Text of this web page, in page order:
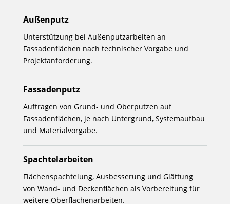
Außenputz
Unterstützung bei Außenputzarbeiten an
Fassadenflächen nach technischer Vorgabe und
Projektanforderung.
Fassadenputz
Auftragen von Grund- und Oberputzen auf
Fassadenflächen, je nach Untergrund, Systemaufbau
und Materialvorgabe.
Spachtelarbeiten
Flächenspachtelung, Ausbesserung und Glättung
von Wand- und Deckenflächen als Vorbereitung für
weitere Oberflächenarbeiten.